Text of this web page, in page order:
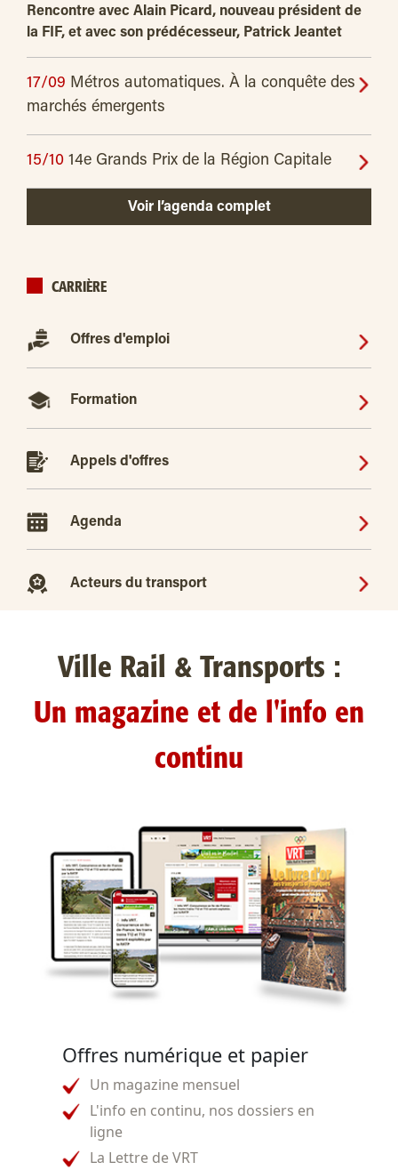
Rencontre avec Alain Picard, nouveau président de
la FIF, et avec son prédécesseur, Patrick Jeantet
17/09 Métros automatiques. À la conquête des
marchés émergents
15/10 14e Grands Prix de la Région Capitale
Voir l’agenda complet
CARRIÈRE
Offres d'emploi
Formation
Appels d'offres
Agenda
Acteurs du transport
Ville Rail & Transports :
Un magazine et de l'info en
continu
Offres numérique et papier
Un magazine mensuel
L'info en continu, nos dossiers en
ligne
La Lettre de VRT